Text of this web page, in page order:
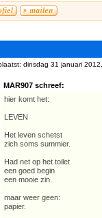
dinsdag 31 januari
MAR907 schreef:
hier komt het:
LEVEN
Het leven schetst
zich soms summier.
Had net op het toilet
een goed begin
een mooie zin.
maar weer geen:
papier.